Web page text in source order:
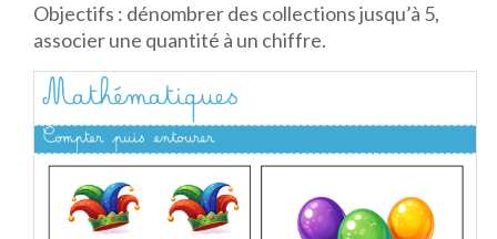
Objectifs : dénombrer des collections jusqu’à 5,
associer une quantité à un chiffre.